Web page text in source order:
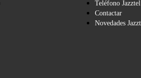
Teléfono Jazztel
Contactar
Novedades